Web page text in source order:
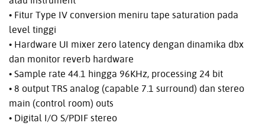
• Fitur Type IV conversion meniru tape saturation pada
level tinggi
• Hardware UI mixer zero latency dengan dinamika dbx
dan monitor reverb hardware
• Sample rate 44.1 hingga 96KHz, processing 24 bit
• 8 output TRS analog (capable 7.1 surround) dan stereo
main (control room) outs
• Digital I/O S/PDIF stereo